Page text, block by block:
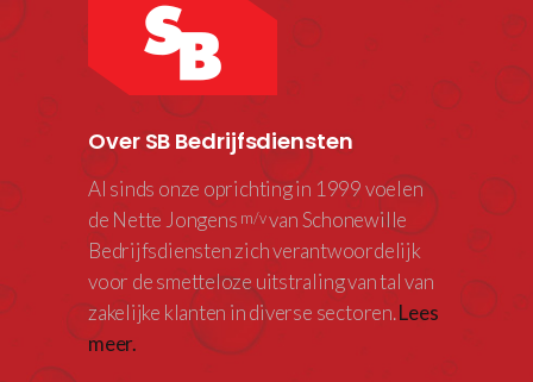
Over SB Bedrijfsdiensten
Al sinds onze oprichting in 1999 voelen
de Nette Jongens m/vvan Schonewille
Bedrijfsdiensten zich verantwoordelijk
voor de smetteloze uitstraling van tal van
zakelijke klanten in diverse sectoren.Lees
meer.